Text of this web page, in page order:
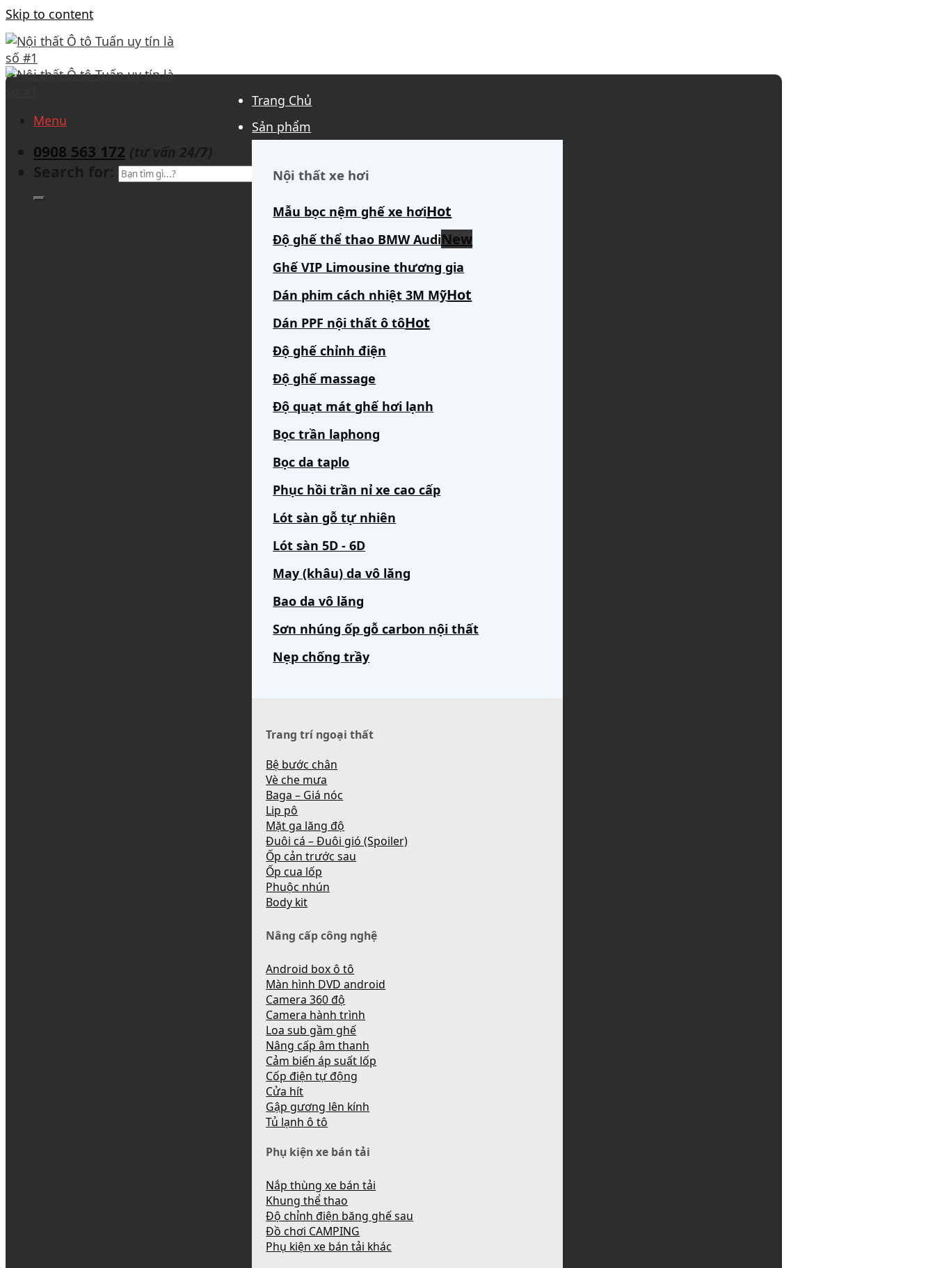
Skip to content
Menu
0908 563 172 (tư vấn 24/7)
Search for:
Trang Chủ
Sản phẩm
Nội thất xe hơi
Mẫu bọc nệm ghế xe hơi
Độ ghế thể thao BMW Audi
Ghế VIP Limousine thương gia
Dán phim cách nhiệt 3M Mỹ
Dán PPF nội thất ô tô
Độ ghế chỉnh điện
Độ ghế massage
Độ quạt mát ghế hơi lạnh
Bọc trần laphong
Bọc da taplo
Phục hồi trần nỉ xe cao cấp
Lót sàn gỗ tự nhiên
Lót sàn 5D - 6D
May (khâu) da vô lăng
Bao da vô lăng
Sơn nhúng ốp gỗ carbon nội thất
Nẹp chống trầy
Trang trí ngoại thất
Bệ bước chân
Vè che mưa
Baga – Giá nóc
Lip pô
Mặt ga lăng độ
Đuôi cá – Đuôi gió (Spoiler)
Ốp cản trước sau
Ốp cua lốp
Phuộc nhún
Body kit
Nâng cấp công nghệ
Android box ô tô
Màn hình DVD android
Camera 360 độ
Camera hành trình
Loa sub gầm ghế
Nâng cấp âm thanh
Cảm biến áp suất lốp
Cốp điện tự động
Cửa hít
Gập gương lên kính
Tủ lạnh ô tô
Phụ kiện xe bán tải
Nắp thùng xe bán tải
Khung thể thao
Độ chỉnh điện băng ghế sau
Đồ chơi CAMPING
Phụ kiện xe bán tải khác